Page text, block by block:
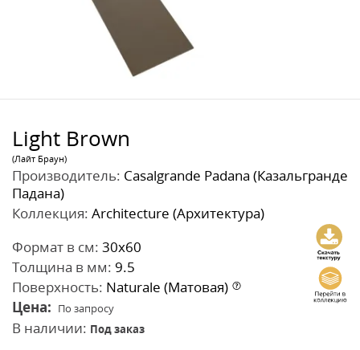
Light Brown
(Лайт Браун)
Производитель: Casalgrande Padana (Казальгранде
Падана)
Коллекция: Architecture (Архитектура)
Формат в см: 30x60
Толщина в мм: 9.5
Поверхность: Naturale (Матовая)
Цена: По запросу
В наличии: Под заказ